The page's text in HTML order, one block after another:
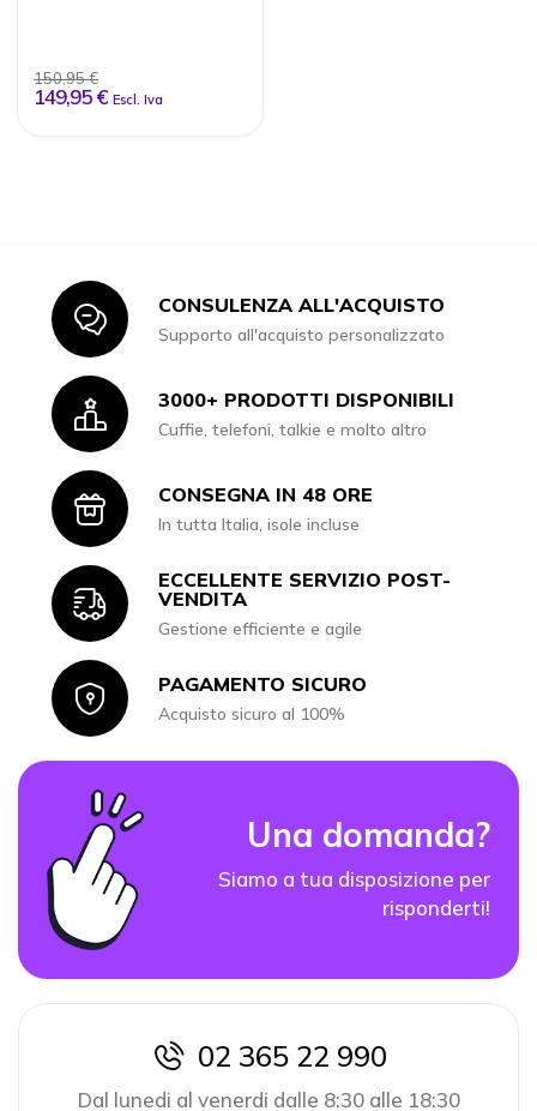
150,95 €
149,95 € Escl. Iva
IconCONSULENZA ALL'ACQUISTO
Supporto all'acquisto personalizzato
Icon3000+ PRODOTTI DISPONIBILI
Cuffie, telefoni, talkie e molto altro
IconCONSEGNA IN 48 ORE
In tutta Italia, isole incluse
Icon
ECCELLENTE SERVIZIO POST-
VENDITA
Gestione efficiente e agile
IconPAGAMENTO SICURO
Acquisto sicuro al 100%
Una domanda?
Siamo a tua disposizione per
risponderti!
icon
02 365 22 990
Dal lunedi al venerdi dalle 8:30 alle 18:30